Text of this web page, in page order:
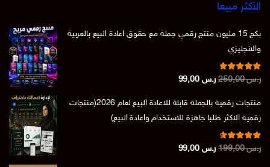
الأكثر مبيعا
بكج 15 مليون منتج رقمي جملة مع حقوق اعادة البيع بالعربية
والانجليزي
تم التقييم
4.86من 5ر.س250,00
السعر
هو:
ر.س 250,00.
ر.س 99,00
السعر
هو:
ر.س 99,00.
منتجات رقمية بالجملة قابلة للاعادة البيع لعام 2026(منتجات
رقمية الاكثر طلبا جاهزة للاستخدام واعادة البيع)
تم التقييم
4.73من 5ر.س199,00
السعر
ر.س 99,00
السعر